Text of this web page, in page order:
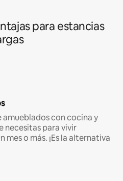
para estancias
con cocina y
necesitas para vivir
o más. ¡Es la alternativa